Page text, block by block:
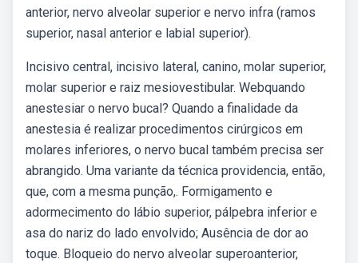
anterior, nervo alveolar superior e nervo infra (ramos
superior, nasal anterior e labial superior).
Incisivo central, incisivo lateral, canino, molar superior,
molar superior e raiz mesiovestibular. Webquando
anestesiar o nervo bucal? Quando a finalidade da
anestesia é realizar procedimentos cirúrgicos em
molares inferiores, o nervo bucal também precisa ser
abrangido. Uma variante da técnica providencia, então,
que, com a mesma punção,. Formigamento e
adormecimento do lábio superior, pálpebra inferior e
asa do nariz do lado envolvido; Ausência de dor ao
toque. Bloqueio do nervo alveolar superoanterior,